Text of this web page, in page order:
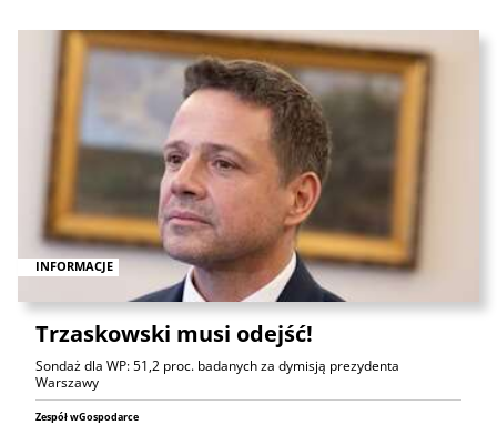
INFORMACJE
Trzaskowski musi odejść!
Sondaż dla WP: 51,2 proc. badanych za dymisją prezydenta
Warszawy
Zespół wGospodarce